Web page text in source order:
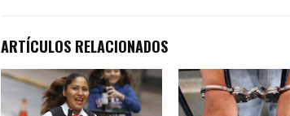
ARTÍCULOS RELACIONADOS